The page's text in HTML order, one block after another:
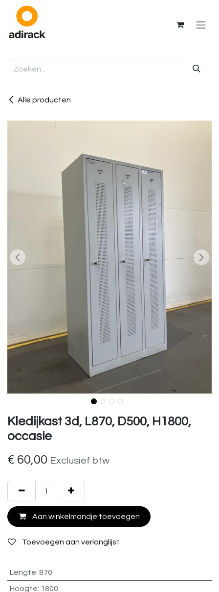
Overslaan naar inhoud
Alle producten
Kledijkast 3d, L870, D500, H1800,
occasie
€ 60,00 Exclusief btw
Aan winkelmandje toevoegen
Toevoegen aan verlanglijst
Lengte: 870
Hoogte: 1800